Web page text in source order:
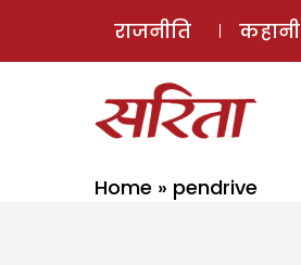
राजनीति कहानी
Home » pendrive